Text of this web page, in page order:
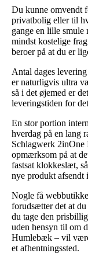
Du kunne omvendt
privatbolig eller til
gange en lille smule
mindst kostelige
beroer på at du er
Antal dages
er naturligvis ultra
så i det øjemed er
leveringstiden for
En stor portion
hverdag på en lang
Schlagwerk
opmærksom på at
fastsat klokkeslæt,
nye produkt afsendt
Nogle få
forudsætter det at
du tage den
uden hensyn til om
Humlebæk – vil
et afhentningssted.